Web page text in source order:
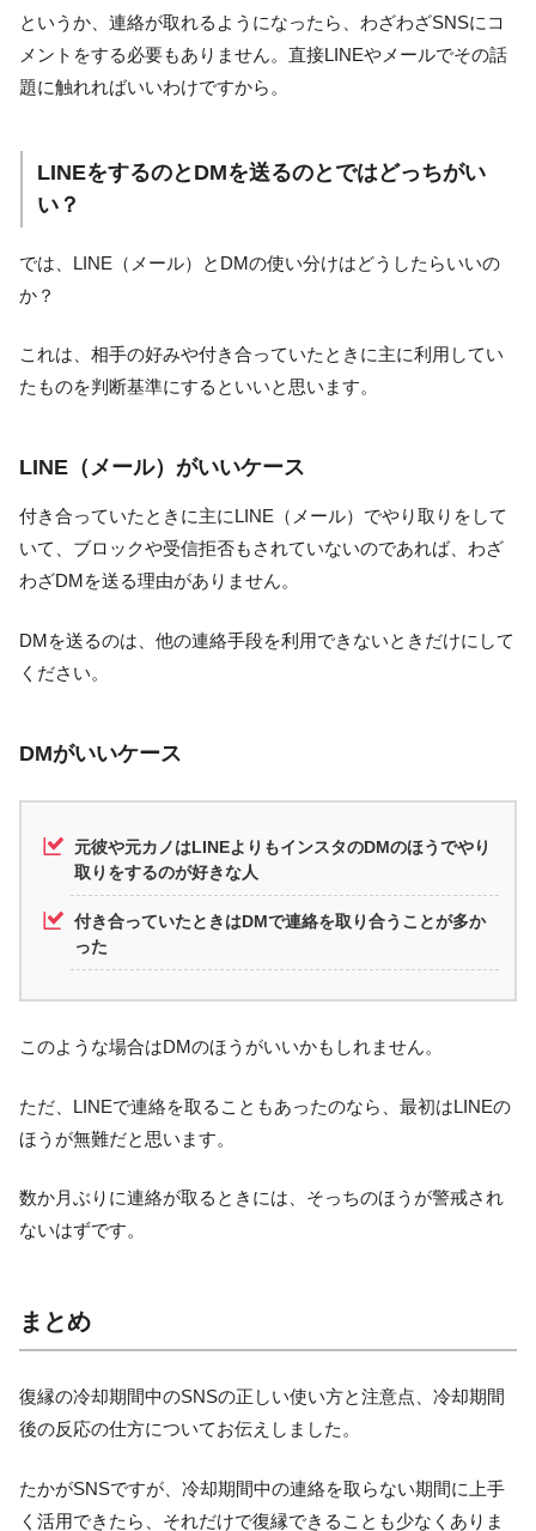
というか、連絡が取れるようになったら、わざわざSNSにコ
メントをする必要もありません。直接LINEやメールでその話
題に触れればいいわけですから。
LINEをするのとDMを送るのとではどっちがい
い？
では、LINE（メール）とDMの使い分けはどうしたらいいの
か？
これは、相手の好みや付き合っていたときに主に利用してい
たものを判断基準にするといいと思います。
LINE（メール）がいいケース
付き合っていたときに主にLINE（メール）でやり取りをして
いて、ブロックや受信拒否もされていないのであれば、わざ
わざDMを送る理由がありません。
DMを送るのは、他の連絡手段を利用できないときだけにして
ください。
DMがいいケース
元彼や元カノはLINEよりもインスタのDMのほうでやり
取りをするのが好きな人
付き合っていたときはDMで連絡を取り合うことが多か
った
このような場合はDMのほうがいいかもしれません。
ただ、LINEで連絡を取ることもあったのなら、最初はLINEの
ほうが無難だと思います。
数か月ぶりに連絡が取るときには、そっちのほうが警戒され
ないはずです。
まとめ
復縁の冷却期間中のSNSの正しい使い方と注意点、冷却期間
後の反応の仕方についてお伝えしました。
たかがSNSですが、冷却期間中の連絡を取らない期間に上手
く活用できたら、それだけで復縁できることも少なくありま